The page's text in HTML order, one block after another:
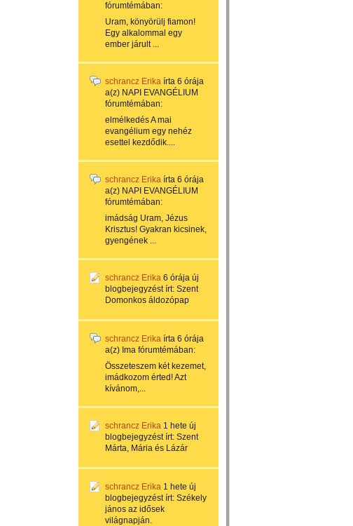
fórumtémában:
Uram, könyörülj fiamon!
Egy alkalommal egy
ember járult ...
schrancz Erika írta 6 órája
a(z) NAPI EVANGÉLIUM
fórumtémában:
elmélkedés A mai
evangélium egy nehéz
esettel kezdődik....
schrancz Erika írta 6 órája
a(z) NAPI EVANGÉLIUM
fórumtémában:
imádság Uram, Jézus
Krisztus! Gyakran kicsinek,
gyengének ...
schrancz Erika 6 órája új
blogbejegyzést írt: Szent
Domonkos áldozópap
schrancz Erika írta 6 órája
a(z) Ima fórumtémában:
Összeteszem két kezemet,
imádkozom érted! Azt
kívánom,...
schrancz Erika 1 hete új
blogbejegyzést írt: Szent
Márta, Mária és Lázár
schrancz Erika 1 hete új
blogbejegyzést írt: Székely
jános az idősek
világnapján.